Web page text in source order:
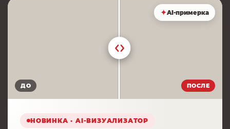
НОВИНКА · AI-ВИЗУАЛИЗАТОР
ДО ПОСЛЕ
✦AI-примерка